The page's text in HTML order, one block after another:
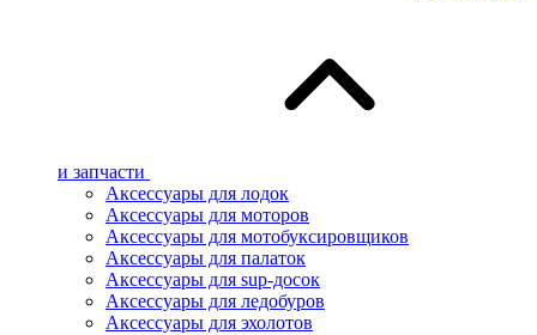
и запчасти
Аксессуары для лодок
Аксессуары для моторов
Аксессуары для мотобуксировщиков
Аксессуары для палаток
Аксессуары для sup-досок
Аксессуары для ледобуров
Аксессуары для эхолотов